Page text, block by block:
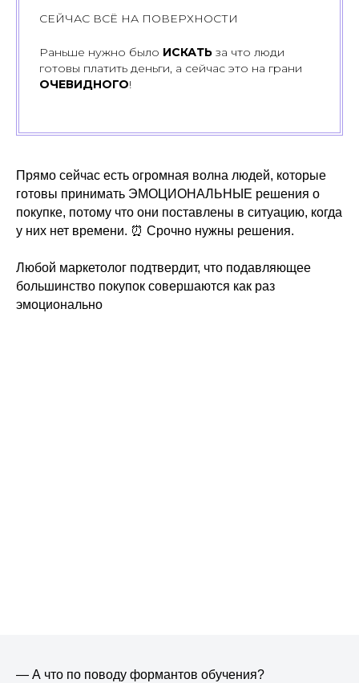
СЕЙЧАС ВСЁ НА ПОВЕРХНОСТИ
Раньше нужно было ИСКАТЬ за что люди
готовы платить деньги, а сейчас это на грани
ОЧЕВИДНОГО!
Прямо сейчас есть огромная волна людей, которые
готовы принимать ЭМОЦИОНАЛЬНЫЕ решения о
покупке, потому что они поставлены в ситуацию, когда
у них нет времени. ⏰ Срочно нужны решения.
Любой маркетолог подтвердит, что подавляющее
большинство покупок совершаются как раз
эмоционально
— А что по поводу формантов обучения?